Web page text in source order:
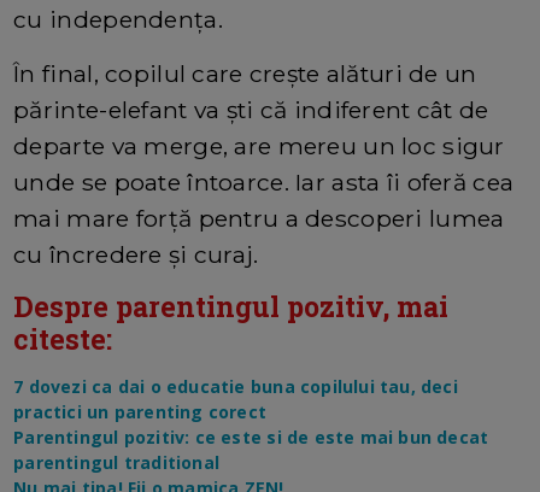
cu independența.
În final, copilul care crește alături de un
părinte-elefant va ști că indiferent cât de
departe va merge, are mereu un loc sigur
unde se poate întoarce. Iar asta îi oferă cea
mai mare forță pentru a descoperi lumea
cu încredere și curaj.
Despre parentingul pozitiv, mai
citeste:
7 dovezi ca dai o educatie buna copilului tau, deci
practici un parenting corect
Parentingul pozitiv: ce este si de este mai bun decat
parentingul traditional